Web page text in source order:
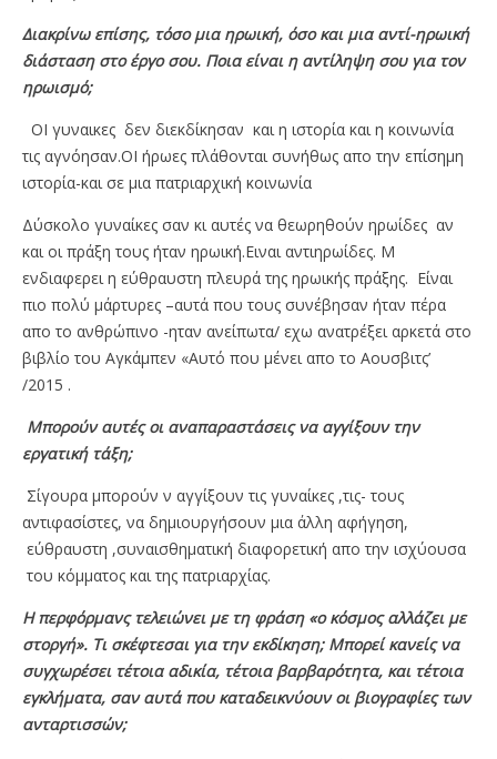
Διακρίνω επίσης, τόσο μια ηρωική, όσο και μια αντί-ηρωική
διάσταση στο έργο σου. Ποια είναι η αντίληψη σου για τον
ηρωισμό;
ΟΙ γυναικες δεν διεκδίκησαν και η ιστορία και η κοινωνία
τις αγνόησαν.ΟΙ ήρωες πλάθονται συνήθως απο την επίσημη
ιστορία-και σε μια πατριαρχική κοινωνία
Δύσκολο γυναίκες σαν κι αυτές να θεωρηθούν ηρωίδες αν
και οι πράξη τους ήταν ηρωική.Ειναι αντιηρωίδες. Μ
ενδιαφερει η εύθραυστη πλευρά της ηρωικής πράξης. Είναι
πιο πολύ μάρτυρες –αυτά που τους συνέβησαν ήταν πέρα
απο το ανθρώπινο -ηταν ανείπωτα/ εχω ανατρέξει αρκετά στο
βιβλίο του Αγκάμπεν «Αυτό που μένει απο το Αουσβιτς’
/2015 .
Μπορούν αυτές οι αναπαραστάσεις να αγγίξουν την
εργατική τάξη;
Σίγουρα μπορούν ν αγγίξουν τις γυναίκες ,τις- τους
αντιφασίστες, να δημιουργήσουν μια άλλη αφήγηση,
εύθραυστη ,συναισθηματική διαφορετική απο την ισχύουσα
του κόμματος και της πατριαρχίας.
Η περφόρμανς τελειώνει με τη φράση «ο κόσμος αλλάζει με
στοργή». Τι σκέφτεσαι για την εκδίκηση; Μπορεί κανείς να
συγχωρέσει τέτοια αδικία, τέτοια βαρβαρότητα, και τέτοια
εγκλήματα, σαν αυτά που καταδεικνύουν οι βιογραφίες των
ανταρτισσών;